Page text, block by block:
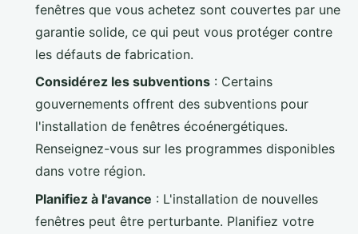
fenêtres que vous achetez sont couvertes par une
garantie solide, ce qui peut vous protéger contre
les défauts de fabrication.
Considérez les subventions : Certains
gouvernements offrent des subventions pour
l'installation de fenêtres écoénergétiques.
Renseignez-vous sur les programmes disponibles
dans votre région.
Planifiez à l'avance : L'installation de nouvelles
fenêtres peut être perturbante. Planifiez votre